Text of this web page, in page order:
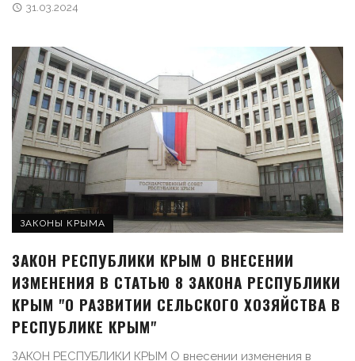
31.03.2024
ЗАКОНЫ КРЫМА
ЗАКОН РЕСПУБЛИКИ КРЫМ О ВНЕСЕНИИ
ИЗМЕНЕНИЯ В СТАТЬЮ 8 ЗАКОНА РЕСПУБЛИКИ
КРЫМ "О РАЗВИТИИ СЕЛЬСКОГО ХОЗЯЙСТВА В
РЕСПУБЛИКЕ КРЫМ"
ЗАКОН РЕСПУБЛИКИ КРЫМ О внесении изменения в